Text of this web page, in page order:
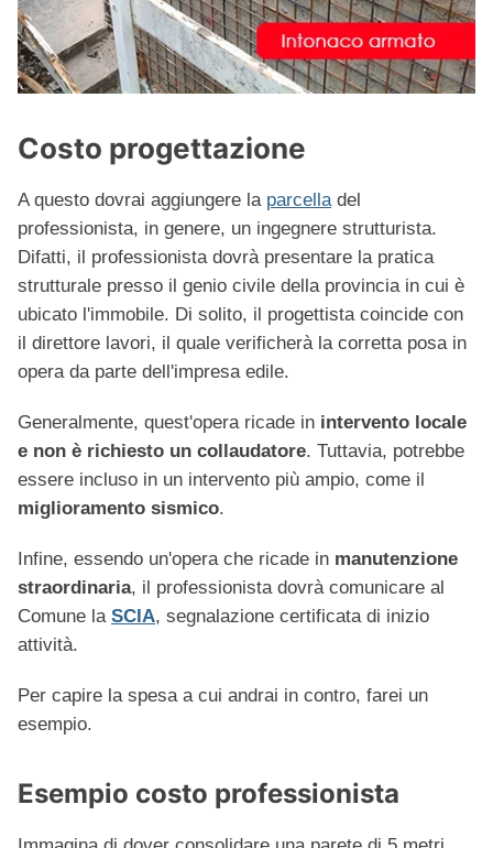
Costo progettazione
A questo dovrai aggiungere la parcelladel
professionista, in genere, un ingegnere strutturista.
Difatti, il professionista dovrà presentare la pratica
strutturale presso il genio civile della provincia in cui è
ubicato l'immobile. Di solito, il progettista coincide con
il direttore lavori, il quale verificherà la corretta posa in
opera da parte dell'impresa edile.
Generalmente, quest'opera ricade in intervento locale
e non è richiesto un collaudatore. Tuttavia, potrebbe
essere incluso in un intervento più ampio, come il
miglioramento sismico.
Infine, essendo un'opera che ricade in manutenzione
straordinaria, il professionista dovrà comunicare al
Comune la SCIA, segnalazione certificata di inizio
attività.
Per capire la spesa a cui andrai in contro, farei un
esempio.
Esempio costo professionista